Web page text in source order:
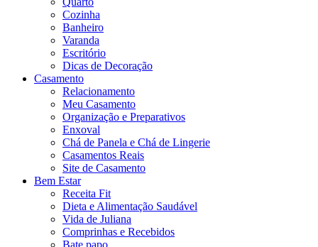
Cozinha
Banheiro
Varanda
Escritório
Dicas de Decoração
Casamento
Relacionamento
Meu Casamento
Organização e Preparativos
Enxoval
Chá de Panela e Chá de Lingerie
Casamentos Reais
Site de Casamento
Bem Estar
Receita Fit
Dieta e Alimentação Saudável
Vida de Juliana
Comprinhas e Recebidos
Bate papo